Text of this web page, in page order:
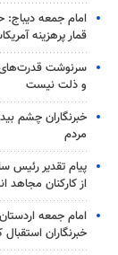
امام جمعه دیباج:
قمار پرهزینه
سرنوشت
و ذلت نیست
خبرنگاران چشم
مردم
پیام تقدیر رئیس
از کارکنان مجاهد
امام جمعه
خبرنگاران استقبال